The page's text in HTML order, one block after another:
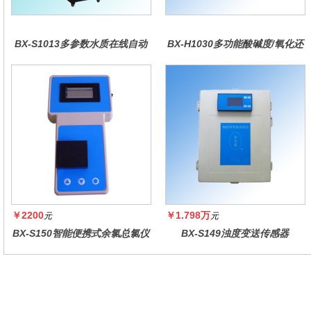
BX-S1013多参数水质在线自动
BX-H1030多功能酸碱度/氧化还
￥2200元
BX-S150智能便携式余氯总氯仪
￥1.798万元
BX-S149浊度变送传感器